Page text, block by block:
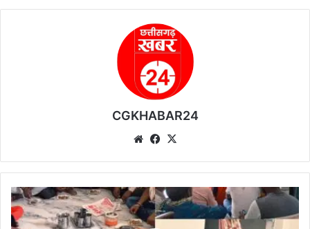
CGKHABAR24
We
te
Fa
bo
ok
भा
ज
पा